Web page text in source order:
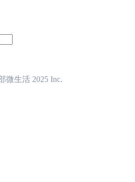
微生活 2025 Inc.